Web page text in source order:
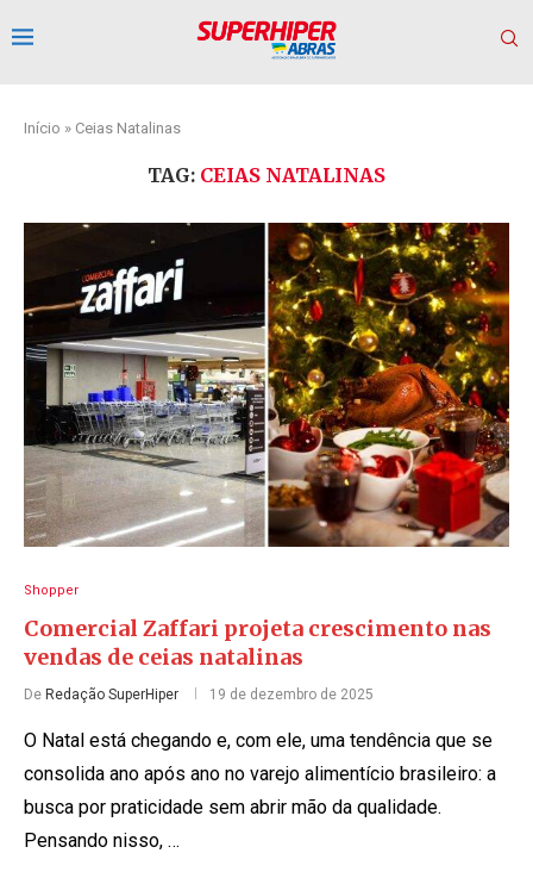
Início » Ceias Natalinas
TAG: CEIAS NATALINAS
Shopper
Comercial Zaffari projeta crescimento nas
vendas de ceias natalinas
De Redação SuperHiper 19 de dezembro de 2025
O Natal está chegando e, com ele, uma tendência que se
consolida ano após ano no varejo alimentício brasileiro: a
busca por praticidade sem abrir mão da qualidade.
Pensando nisso, …